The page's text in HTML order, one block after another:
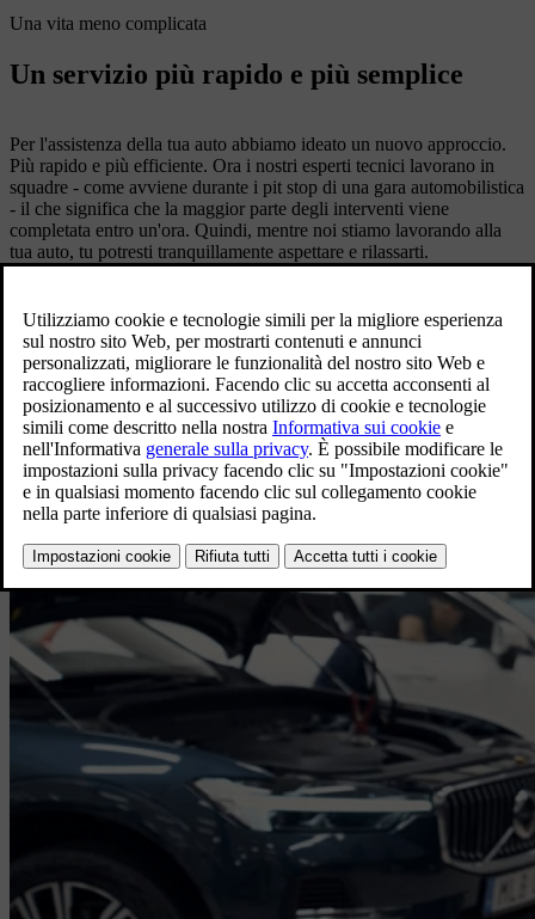
Una vita meno complicata
Un servizio più rapido e più semplice
Per l'assistenza della tua auto abbiamo ideato un nuovo approccio.
Più rapido e più efficiente. Ora i nostri esperti tecnici lavorano in
squadre - come avviene durante i pit stop di una gara automobilistica
- il che significa che la maggior parte degli interventi viene
completata entro un'ora. Quindi, mentre noi stiamo lavorando alla
tua auto, tu potresti tranquillamente aspettare e rilassarti.